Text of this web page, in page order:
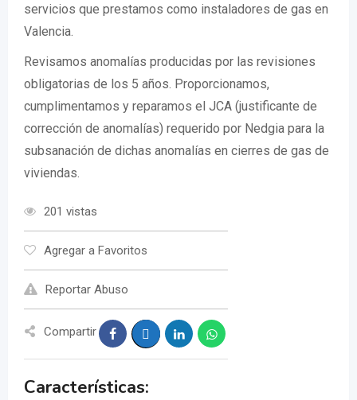
servicios que prestamos como instaladores de gas en
Valencia.
Revisamos anomalías producidas por las revisiones
obligatorias de los 5 años. Proporcionamos,
cumplimentamos y reparamos el JCA (justificante de
corrección de anomalías) requerido por Nedgia para la
subsanación de dichas anomalías en cierres de gas de
viviendas.
201 vistas
Agregar a Favoritos
Reportar Abuso
Compartir
Características: